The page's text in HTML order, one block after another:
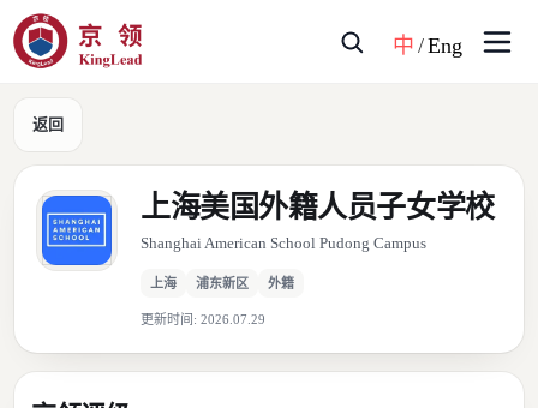
中 /Eng
返回
上海美国外籍人员子女学校
Shanghai American School Pudong Campus
上海 浦东新区 外籍
更新时间: 2026.07.29